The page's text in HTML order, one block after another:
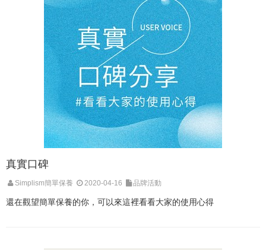
真實口碑
Simplism簡單保養 2020-04-16 品牌活動
還在觀望簡單保養的你，可以來這裡看看大家的使用心得